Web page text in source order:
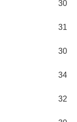
30
31
30
34
32